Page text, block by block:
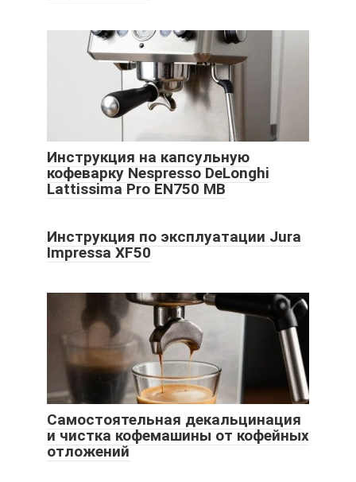
Инструкция на капсульную
кофеварку Nespresso DeLonghi
Lattissima Pro EN750 MB
Инструкция по эксплуатации Jura
Impressa XF50
Самостоятельная декальцинация
и чистка кофемашины от кофейных
отложений